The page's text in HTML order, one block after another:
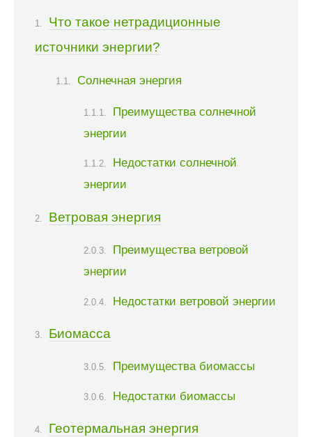
Что такое нетрадиционные
источники энергии?
Солнечная энергия
Преимущества солнечной
энергии
Недостатки солнечной
энергии
Ветровая энергия
Преимущества ветровой
энергии
Недостатки ветровой энергии
Биомасса
Преимущества биомассы
Недостатки биомассы
Геотермальная энергия